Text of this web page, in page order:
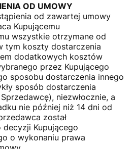
OD UMOWY
od zawartej umowy
Kupującemu
wszystkie otrzymane od
tym koszty dostarczenia
dodatkowych kosztów
przez Kupującego
sposobu dostarczenia innego
sposób dostarczenia
niezwłocznie, a
nie później niż 14 dni od
został
Kupującego
o wykonaniu prawa